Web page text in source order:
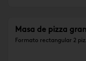
Masa de pizza
Formato rectangular 2